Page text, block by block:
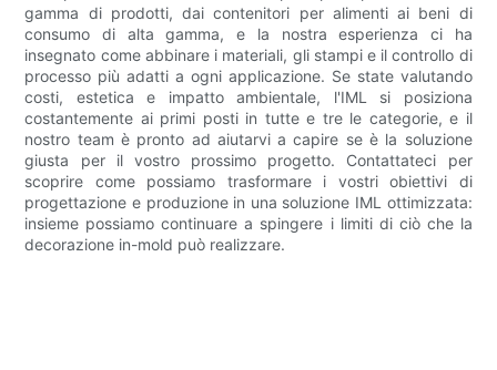
gamma di prodotti, dai contenitori per alimenti ai beni di
consumo di alta gamma, e la nostra esperienza ci ha
insegnato come abbinare i materiali, gli stampi e il controllo di
processo più adatti a ogni applicazione. Se state valutando
costi, estetica e impatto ambientale, l'IML si posiziona
costantemente ai primi posti in tutte e tre le categorie, e il
nostro team è pronto ad aiutarvi a capire se è la soluzione
giusta per il vostro prossimo progetto. Contattateci per
scoprire come possiamo trasformare i vostri obiettivi di
progettazione e produzione in una soluzione IML ottimizzata:
insieme possiamo continuare a spingere i limiti di ciò che la
decorazione in-mold può realizzare.